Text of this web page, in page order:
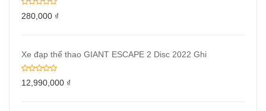
280,000 ₫
Xe đạp thể thao GIANT ESCAPE 2 Disc 2022 Ghi
12,990,000 ₫